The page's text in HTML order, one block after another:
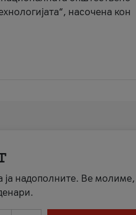
насочена кон
ја надополните. Ве молиме,